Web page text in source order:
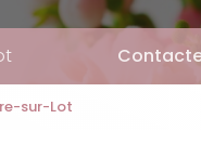
sur-Lot